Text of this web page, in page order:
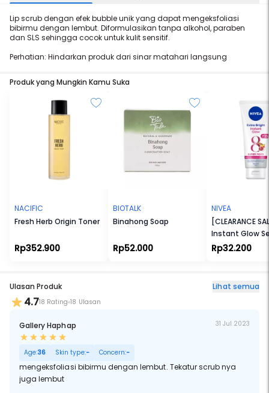
Lip scrub dengan efek bubble unik yang dapat mengeksfoliasi
bibirmu dengan lembut. Diformulasikan tanpa alkohol, paraben
dan SLS sehingga cocok untuk kulit sensitif.
Perhatian: Hindarkan produk dari sinar matahari langsung
Produk yang Mungkin Kamu Suka
NACIFIC
Fresh Herb Origin Toner
Rp352.900
BIOTALK
Binahong Soap
Rp52.000
NIVEA
[CLEARANCE
Instant Glow
180ml
Rp32.200
Ulasan Produk Lihat semua
4.718 Rating 18 Ulasan
Gallery Haphap 31 Jul 2023
Age:36 Skin type:- Concern:-
mengeksfoliasi bibirmu dengan lembut. Tekatur scrub nya
juga lembut